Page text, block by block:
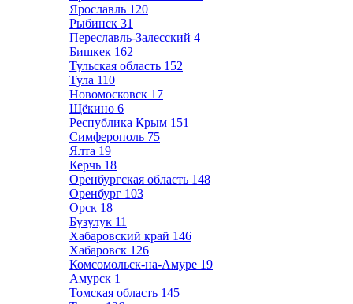
Ярославль 120
Рыбинск 31
Переславль-Залесский 4
Бишкек 162
Тульская область 152
Тула 110
Новомосковск 17
Щёкино 6
Республика Крым 151
Симферополь 75
Ялта 19
Керчь 18
Оренбургская область 148
Оренбург 103
Орск 18
Бузулук 11
Хабаровский край 146
Хабаровск 126
Комсомольск-на-Амуре 19
Амурск 1
Томская область 145